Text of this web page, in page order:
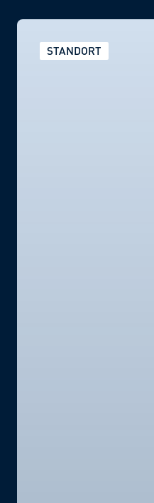
STANDORT